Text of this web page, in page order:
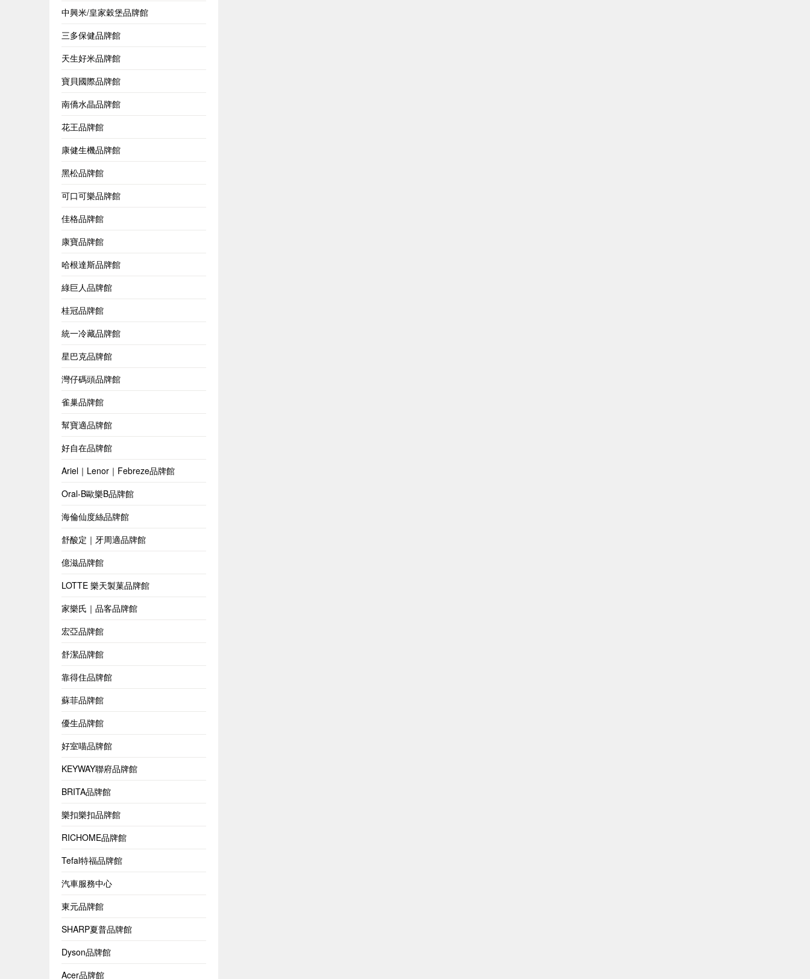
中興米/皇家穀堡品牌館
三多保健品牌館
天生好米品牌館
寶貝國際品牌館
南僑水晶品牌館
花王品牌館
康健生機品牌館
黑松品牌館
可口可樂品牌館
佳格品牌館
康寶品牌館
哈根達斯品牌館
綠巨人品牌館
桂冠品牌館
統一冷藏品牌館
星巴克品牌館
灣仔碼頭品牌館
雀巢品牌館
幫寶適品牌館
好自在品牌館
Ariel｜Lenor｜Febreze品牌館
Oral-B歐樂B品牌館
海倫仙度絲品牌館
舒酸定｜牙周適品牌館
億滋品牌館
LOTTE 樂天製菓品牌館
家樂氏｜品客品牌館
宏亞品牌館
舒潔品牌館
靠得住品牌館
蘇菲品牌館
優生品牌館
好室喵品牌館
KEYWAY聯府品牌館
BRITA品牌館
樂扣樂扣品牌館
RICHOME品牌館
Tefal特福品牌館
汽車服務中心
東元品牌館
SHARP夏普品牌館
Dyson品牌館
Acer品牌館